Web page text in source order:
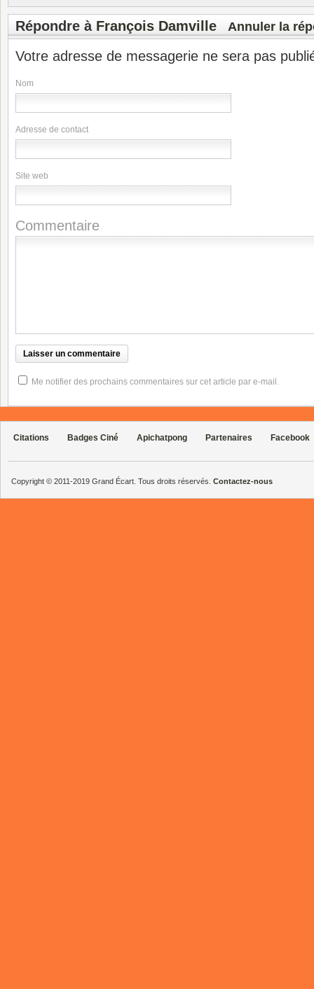
Répondre à François Damville Annuler la
Votre adresse de messagerie ne sera pas
Nom
Adresse de contact
Site web
Commentaire
Me notifier des prochains commentaires sur cet article par e-mail.
Citations Badges Ciné Apichatpong Partenaires Facebook
Copyright © 2011-2019 Grand Écart. Tous droits réservés. Contactez-nous